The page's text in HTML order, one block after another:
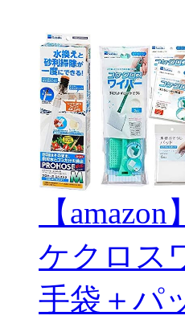
【
ケクロス
手袋＋パ